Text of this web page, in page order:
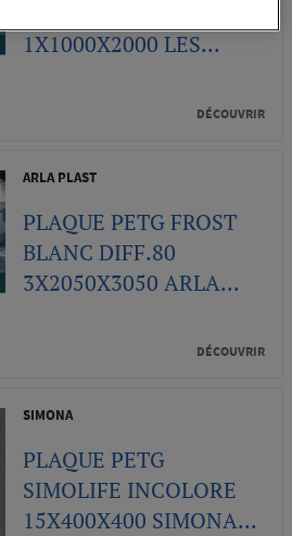
1X1000X2000 LES...
DÉCOUVRIR
ARLA PLAST
PLAQUE PETG FROST
BLANC DIFF.80
3X2050X3050 ARLA...
DÉCOUVRIR
SIMONA
PLAQUE PETG
SIMOLIFE INCOLORE
15X400X400 SIMONA...